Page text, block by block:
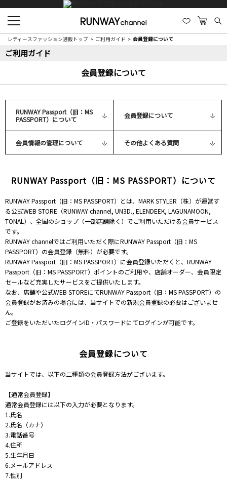
レディースファッション通販トップ ご利用ガイド 会員登録について
ご利用ガイド
会員登録について
RUNWAY Passport（旧：MS
PASSPORT）について
会員登録について
会員情報の管理について その他よくある質問
RUNWAY Passport（旧：MS PASSPORT）について
RUNWAY Passport（旧：MS PASSPORT）とは、MARK STYLER（株）が運営す
る公式WEB STORE（RUNWAY channel, UN3D., ELENDEEK, LAGUNAMOON,
TONAL）、全国のショップ（一部店舗除く）でご利用いただける会員サービス
です。
RUNWAY channelではご利用いただく際にRUNWAY Passport（旧：MS
PASSPORT）の会員登録（無料）が必要です。
RUNWAY Passport（旧：MS PASSPORT）に会員登録いただくと、RUNWAY
Passport（旧：MS PASSPORT）ポイントのご利用や、店舗オーダー、会員限定
セールなど充実したサービスをご提供いたします。
なお、店舗や公式WEB STOREにてRUNWAY Passport（旧：MS PASSPORT）の
会員登録がお済みの場合には、当サイトでの新規会員登録の必要はございませ
ん。
ご登録をいただいたログインID・パスワードにてログインが可能です。
会員登録について
当サイトでは、以下の二種類の会員登録方法がございます。
【通常会員登録】
通常会員登録には以下の入力が必要となります。
1.氏名
2.氏名（カナ）
3.電話番号
4.住所
5.生年月日
6.メールアドレス
7.性別